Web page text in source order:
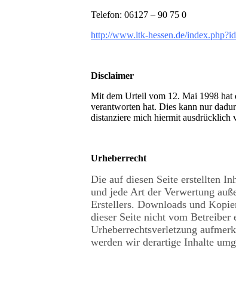
Telefon: 06127 – 90 75 0
http://www.ltk-hessen.de/
Disclaimer
Mit dem Urteil vom 12. Mai 1998 hat
verantworten hat. Dies kann nur
distanziere mich hiermit ausdrücklich
Urheberrecht
Die auf diesen Seite erstellten
und jede Art der Verwertung
Erstellers. Downloads und
dieser Seite nicht vom Betreiber
Urheberrechtsverletzung
werden wir derartige Inhalte